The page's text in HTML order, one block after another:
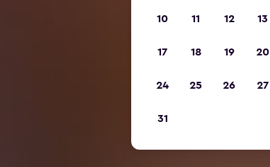
10 11 12 13
17 18 19 20
24 25 26 27
31